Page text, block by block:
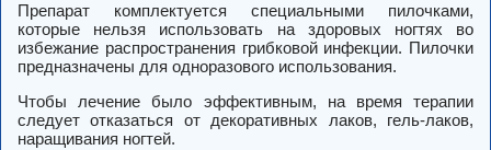
Препарат комплектуется специальными пилочками,
которые нельзя использовать на здоровых ногтях во
избежание распространения грибковой инфекции. Пилочки
предназначены для одноразового использования.
Чтобы лечение было эффективным, на время терапии
следует отказаться от декоративных лаков, гель-лаков,
наращивания ногтей.